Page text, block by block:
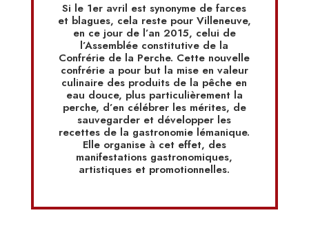
Si le 1er avril est synonyme de farces
et blagues, cela reste pour Villeneuve,
en ce jour de l’an 2015, celui de
l’Assemblée constitutive de la
Confrérie de la Perche. Cette nouvelle
confrérie a pour but la mise en valeur
culinaire des produits de la pêche en
eau douce, plus particulièrement la
perche, d’en célébrer les mérites, de
sauvegarder et développer les
recettes de la gastronomie lémanique.
Elle organise à cet effet, des
manifestations gastronomiques,
artistiques et promotionnelles.